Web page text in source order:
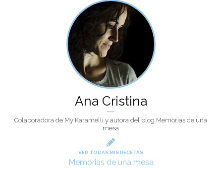
Ana Cristina
Colaboradora de My Karamelli y autora del blog Memorias de una
mesa
VER TODAS MIS RECETAS
Memorias de una mesa